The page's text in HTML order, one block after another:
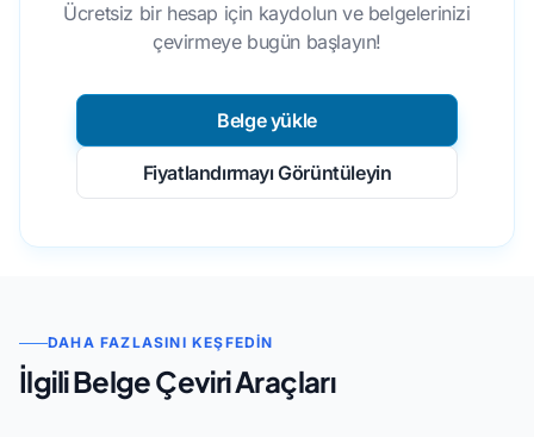
Ücretsiz bir hesap için kaydolun ve belgelerinizi
çevirmeye bugün başlayın!
Belge yükle
Fiyatlandırmayı Görüntüleyin
DAHA FAZLASINI KEŞFEDIN
İlgili Belge Çeviri Araçları